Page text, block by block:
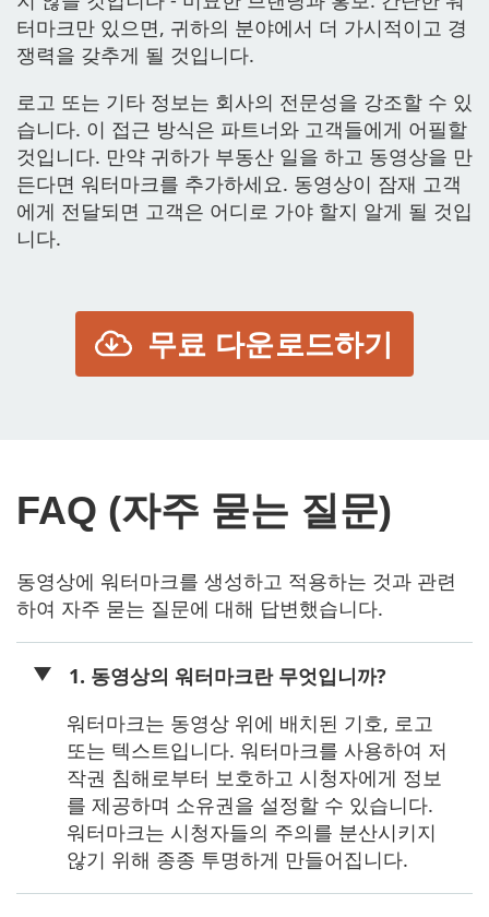
터마크만 있으면, 귀하의 분야에서 더 가시적이고 경
쟁력을 갖추게 될 것입니다.
로고 또는 기타 정보는 회사의 전문성을 강조할 수 있
습니다. 이 접근 방식은 파트너와 고객들에게 어필할
것입니다. 만약 귀하가 부동산 일을 하고 동영상을 만
든다면 워터마크를 추가하세요. 동영상이 잠재 고객
에게 전달되면 고객은 어디로 가야 할지 알게 될 것입
니다.
무료 다운로드하기
FAQ (자주 묻는 질문)
동영상에 워터마크를 생성하고 적용하는 것과 관련
하여 자주 묻는 질문에 대해 답변했습니다.
1. 동영상의 워터마크란 무엇입니까?
워터마크는 동영상 위에 배치된 기호, 로고
또는 텍스트입니다. 워터마크를 사용하여 저
작권 침해로부터 보호하고 시청자에게 정보
를 제공하며 소유권을 설정할 수 있습니다.
워터마크는 시청자들의 주의를 분산시키지
않기 위해 종종 투명하게 만들어집니다.